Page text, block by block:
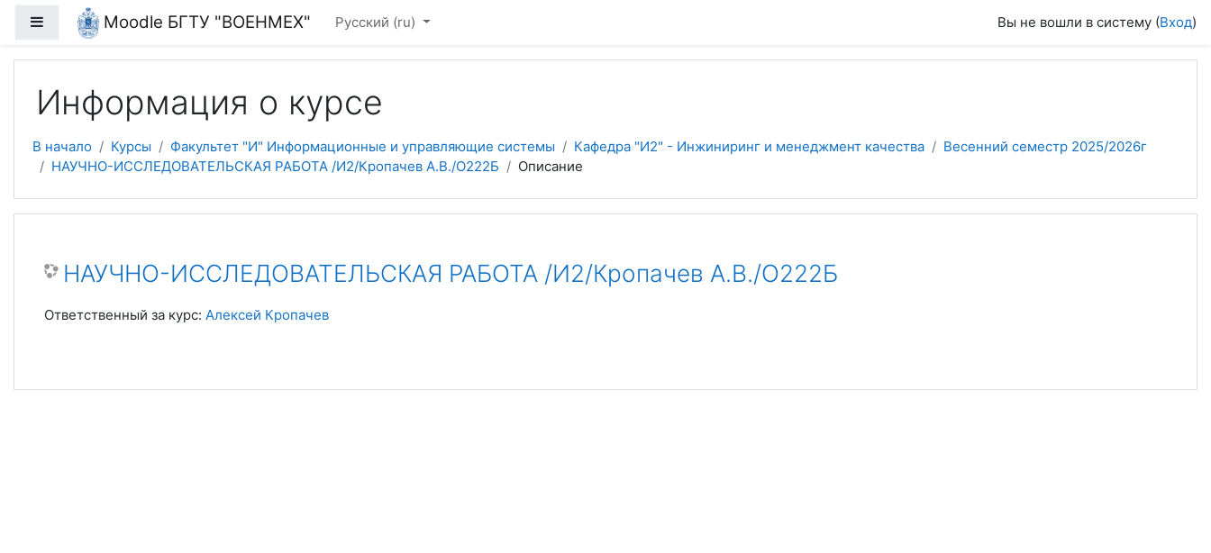
Перейти к основному содержанию
Боковая панельMoodle БГТУ "ВОЕНМЕХ" Русский ‎(ru)‎ Вы не вошли в систему (Вход)
Информация о курсе
В начало Курсы Факультет "И" Информационные и управляющие системы Кафедра "И2" - Инжиниринг и менеджмент качества
Весенний семестр 2025/2026г
НАУЧНО-ИССЛЕДОВАТЕЛЬСКАЯ РАБОТА /И2/Кропачев А.В./О222Б
Описание
НАУЧНО-ИССЛЕДОВАТЕЛЬСКАЯ РАБОТА /И2/Кропачев А.В./О222Б
Ответственный за курс: Алексей Кропачев